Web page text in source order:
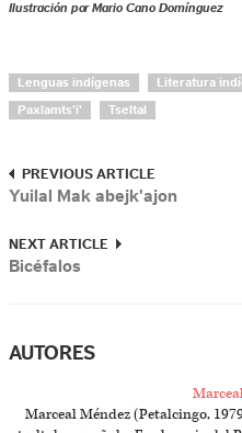
Ilustración por Mario Cano Domínguez
Lenguas indígenas Literatura
Paxlamts'i' Tseltal
PREVIOUS ARTICLE
Yuilal Mak abejk'ajon
NEXT ARTICLE
Bicéfalos
AUTORES
Marceal Méndez (Petalcingo,